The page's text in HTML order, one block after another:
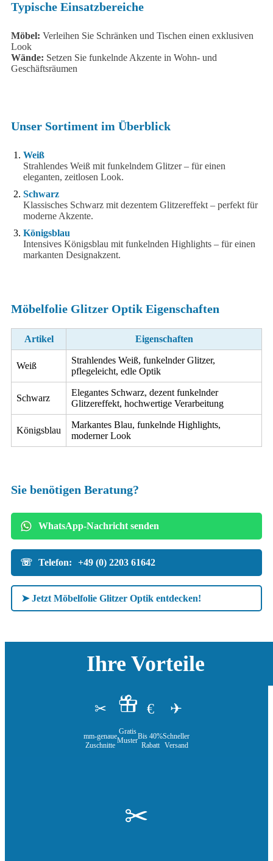
Typische Einsatzbereiche
Möbel: Verleihen Sie Schränken und Tischen einen exklusiven
Look
Wände: Setzen Sie funkelnde Akzente in Wohn- und
Geschäftsräumen
Unser Sortiment im Überblick
Weiß
Strahlendes Weiß mit funkelndem Glitzer – für einen
eleganten, zeitlosen Look.
Schwarz
Klassisches Schwarz mit dezentem Glitzereffekt – perfekt für
moderne Akzente.
Königsblau
Intensives Königsblau mit funkelnden Highlights – für einen
markanten Designakzent.
Möbelfolie Glitzer Optik Eigenschaften
Artikel Eigenschaften
Weiß
Strahlendes Weiß, funkelnder Glitzer,
pflegeleicht, edle Optik
Schwarz
Elegantes Schwarz, dezent funkelnder
Glitzereffekt, hochwertige Verarbeitung
Königsblau
Markantes Blau, funkelnde Highlights,
moderner Look
Sie benötigen Beratung?
WhatsApp-Nachricht senden
☏ Telefon: +49 (0) 2203 61642
➤ Jetzt Möbelfolie Glitzer Optik entdecken!
Ihre Vorteile
✂
mm-genaue
Zuschnitte
Gratis
Muster
€
Bis 40%
Rabatt
✈
Schneller
Versand
✂